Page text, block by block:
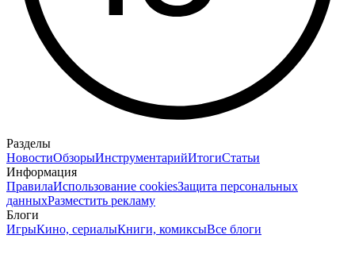
Разделы
НовостиОбзорыИнструментарийИтогиСтатьи
Информация
ПравилаИспользование cookiesЗащита персональных
данныхРазместить рекламу
Блоги
ИгрыКино, сериалыКниги, комиксыВсе блоги